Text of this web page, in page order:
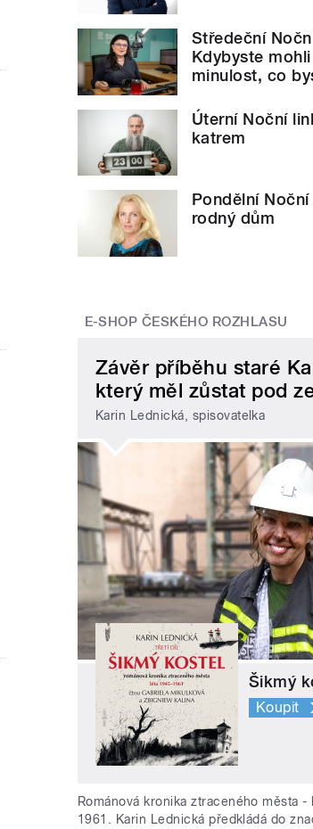
Středeční
Kdybyste
minulost, co
Úterní Noční
katrem
Pondělní
rodný dům
E-SHOP ČESKÉHO ROZHLASU
Závěr příběhu staré
který měl zůstat pod
Karin Lednická, spisovatelka
Šikmý
Koupit
Románová kronika ztraceného města -
1961. Karin Lednická předkládá do